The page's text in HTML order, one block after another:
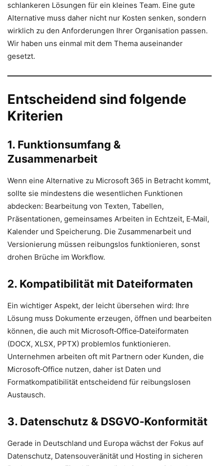
schlankeren Lösungen für ein kleines Team. Eine gute
Alternative muss daher nicht nur Kosten senken, sondern
wirklich zu den Anforderungen Ihrer Organisation passen.
Wir haben uns einmal mit dem Thema auseinander
gesetzt.
Entscheidend sind folgende
Kriterien
1. Funktionsumfang &
Zusammenarbeit
Wenn eine Alternative zu Microsoft 365 in Betracht kommt,
sollte sie mindestens die wesentlichen Funktionen
abdecken: Bearbeitung von Texten, Tabellen,
Präsentationen, gemeinsames Arbeiten in Echtzeit, E‑Mail,
Kalender und Speicherung. Die Zusammenarbeit und
Versionierung müssen reibungslos funktionieren, sonst
drohen Brüche im Workflow.
2. Kompatibilität mit Dateiformaten
Ein wichtiger Aspekt, der leicht übersehen wird: Ihre
Lösung muss Dokumente erzeugen, öffnen und bearbeiten
können, die auch mit Microsoft‑Office‑Dateiformaten
(DOCX, XLSX, PPTX) problemlos funktionieren.
Unternehmen arbeiten oft mit Partnern oder Kunden, die
Microsoft‑Office nutzen, daher ist Daten und
Formatkompatibilität entscheidend für reibungslosen
Austausch.
3. Datenschutz & DSGVO‑Konformität
Gerade in Deutschland und Europa wächst der Fokus auf
Datenschutz, Daten­souveränität und Hosting in sicheren